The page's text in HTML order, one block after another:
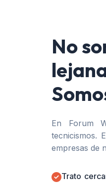
No
En Forum
tecnicismos.
empresas de
Trato